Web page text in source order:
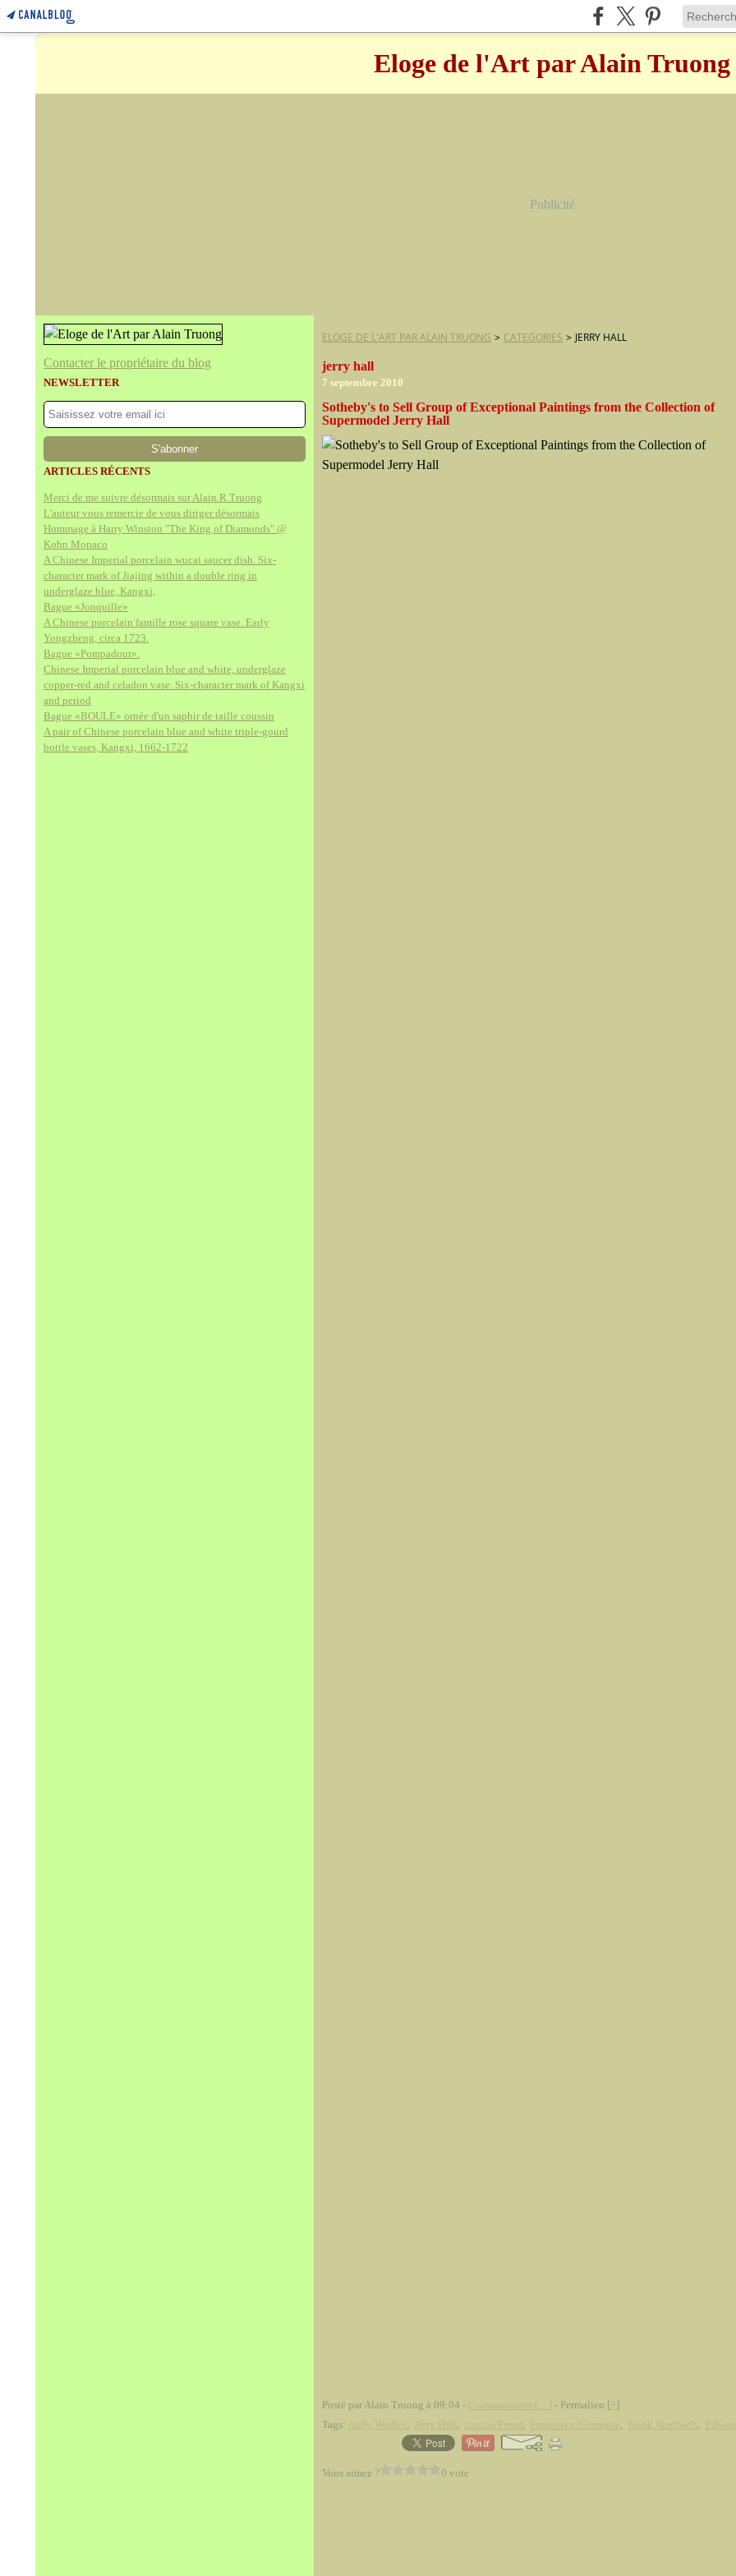
Eloge de l'Art par Alain Truong
Publicité
Contacter le propriétaire du blog
NEWSLETTER
ARTICLES RÉCENTS
Merci de me suivre désormais sur Alain.R.Truong
L'auteur vous remercie de vous diriger désormais
Hommage à Harry Winston "The King of Diamonds" @
Kohn Monaco
A Chinese Imperial porcelain wucai saucer dish. Six-
character mark of Jiajing within a double ring in
underglaze blue, Kangxi,
Bague «Jonquille»
A Chinese porcelain famille rose square vase. Early
Yongzheng, circa 1723.
Bague «Pompadour».
Chinese Imperial porcelain blue and white, underglaze
copper-red and celadon vase. Six-character mark of Kangxi
and period
Bague «BOULE» ornée d'un saphir de taille coussin
A pair of Chinese porcelain blue and white triple-gourd
bottle vases, Kangxi, 1662-1722
ELOGE DE L'ART PAR ALAIN TRUONG > CATEGORIES > JERRY HALL
jerry hall
7 septembre 2010
Sotheby's to Sell Group of Exceptional Paintings from the Collection of
Supermodel Jerry Hall
Posté par Alain Truong à 09:04 - - Permalien [ ]
Tags:
, , , , ,
Vous aimez ? 0 vote